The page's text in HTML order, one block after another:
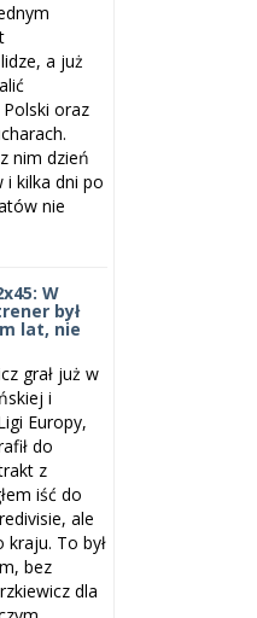
a już
oraz
nim dzień
i kilka dni po
nie
W
był
lat, nie
grał już w
i
Europy,
do
z
iść do
ale
kraju. To był
bez
dla